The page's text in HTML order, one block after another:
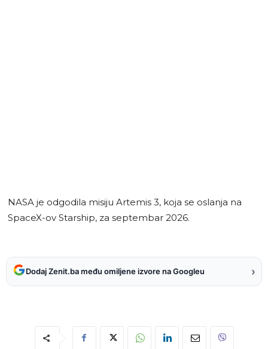
NASA je odgodila misiju Artemis 3, koja se oslanja na
SpaceX-ov Starship, za septembar 2026.
Dodaj Zenit.ba među omiljene izvore na Googleu ›